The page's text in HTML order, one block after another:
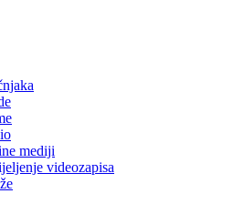
mediji
videozapisa